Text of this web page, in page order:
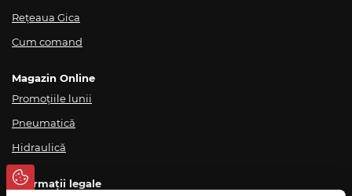
Rețeaua Gica
Cum comand
Magazin Online
Promoțiile lunii
Pneumatică
Hidraulică
Informații legale